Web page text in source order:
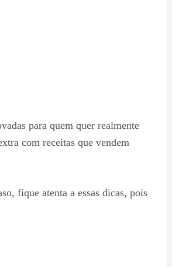
para quem quer realmente
com receitas que vendem
fique atenta a essas dicas, pois